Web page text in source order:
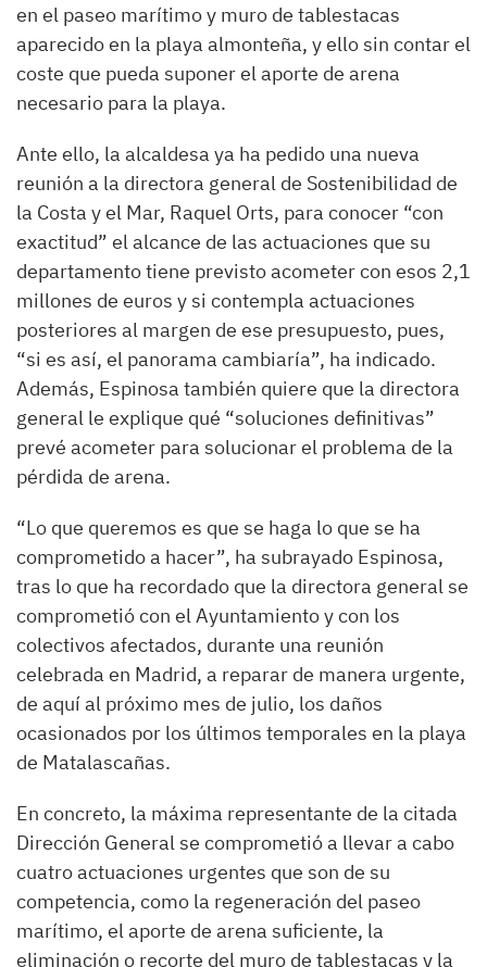
en el paseo marítimo y muro de tablestacas
aparecido en la playa almonteña, y ello sin contar el
coste que pueda suponer el aporte de arena
necesario para la playa.
Ante ello, la alcaldesa ya ha pedido una nueva
reunión a la directora general de Sostenibilidad de
la Costa y el Mar, Raquel Orts, para conocer “con
exactitud” el alcance de las actuaciones que su
departamento tiene previsto acometer con esos 2,1
millones de euros y si contempla actuaciones
posteriores al margen de ese presupuesto, pues,
“si es así, el panorama cambiaría”, ha indicado.
Además, Espinosa también quiere que la directora
general le explique qué “soluciones definitivas”
prevé acometer para solucionar el problema de la
pérdida de arena.
“Lo que queremos es que se haga lo que se ha
comprometido a hacer”, ha subrayado Espinosa,
tras lo que ha recordado que la directora general se
comprometió con el Ayuntamiento y con los
colectivos afectados, durante una reunión
celebrada en Madrid, a reparar de manera urgente,
de aquí al próximo mes de julio, los daños
ocasionados por los últimos temporales en la playa
de Matalascañas.
En concreto, la máxima representante de la citada
Dirección General se comprometió a llevar a cabo
cuatro actuaciones urgentes que son de su
competencia, como la regeneración del paseo
marítimo, el aporte de arena suficiente, la
eliminación o recorte del muro de tablestacas y la